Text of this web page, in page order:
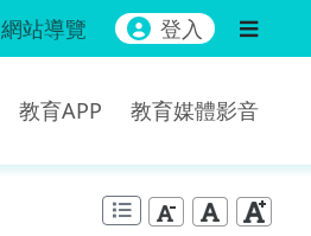
網站導覽 登入
教育APP 教育媒體影音